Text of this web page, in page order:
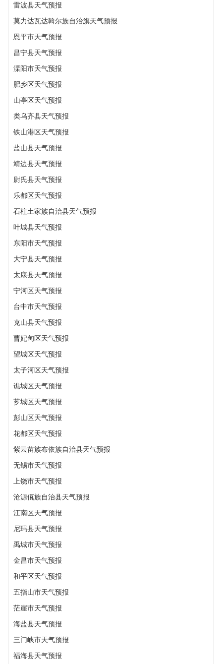
雷波县天气预报
莫力达瓦达斡尔族自治旗天气预报
恩平市天气预报
昌宁县天气预报
溧阳市天气预报
肥乡区天气预报
山亭区天气预报
类乌齐县天气预报
铁山港区天气预报
盐山县天气预报
靖边县天气预报
尉氏县天气预报
乐都区天气预报
石柱土家族自治县天气预报
叶城县天气预报
东阳市天气预报
大宁县天气预报
太康县天气预报
宁河区天气预报
台中市天气预报
克山县天气预报
曹妃甸区天气预报
望城区天气预报
太子河区天气预报
谯城区天气预报
芗城区天气预报
彭山区天气预报
花都区天气预报
紫云苗族布依族自治县天气预报
无锡市天气预报
上饶市天气预报
沧源佤族自治县天气预报
江南区天气预报
尼玛县天气预报
禹城市天气预报
金昌市天气预报
和平区天气预报
五指山市天气预报
茫崖市天气预报
海盐县天气预报
三门峡市天气预报
福海县天气预报